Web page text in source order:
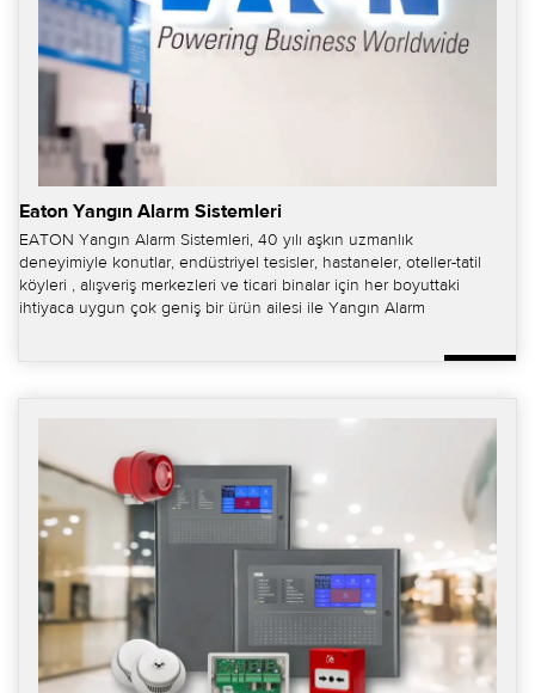
Eaton Yangın Alarm Sistemleri
EATON Yangın Alarm Sistemleri, 40 yılı aşkın uzmanlık
deneyimiyle konutlar, endüstriyel tesisler, hastaneler, oteller-tatil
köyleri , alışveriş merkezleri ve ticari binalar için her boyuttaki
ihtiyaca uygun çok geniş bir ürün ailesi ile Yangın Alarm